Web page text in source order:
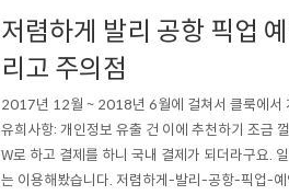
저렴하게 발리 공항 픽업
리고 주의점
2017년 12월 ~ 2018년 6월에 걸쳐서 클룩에서
유희사항: 개인정보 유출 건 이에 추천하기 조금
W로 하고 결제를 하니 국내 결제가 되더라구요.
는 이용해봤습니다. 저렴하게-발리-공항-픽업-